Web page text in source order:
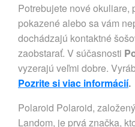
Potrebujete nové okuliare,
pokazené alebo sa vám
dochádzajú kontaktné
zaobstarať. V súčasnosti
vyzerajú veľmi dobre.
Pozrite si viac informácií.
Polaroid Polaroid,
Landom, je prvá značka,